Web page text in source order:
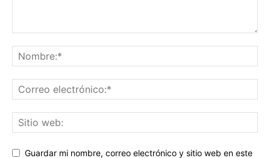
Guardar mi nombre, correo electrónico y sitio web en este